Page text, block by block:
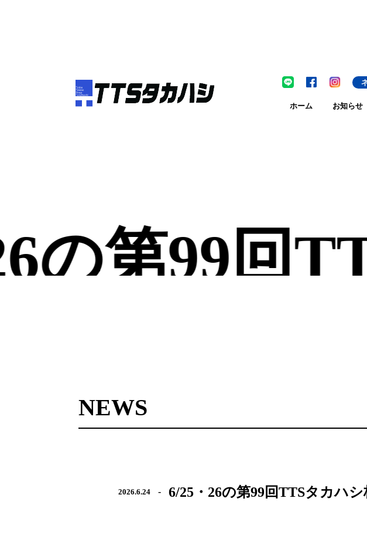
ホーム お知らせ
の第99回
NEWS
2026.6.24 - 6/25・26の第99回TTSタカハ